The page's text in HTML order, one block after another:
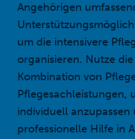
Angehörigen
um die intensivere
organisieren. Nutze
Kombination von
Pflegesachleistungen,
individuell
professionelle Hilfe in